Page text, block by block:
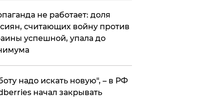
не работает: доля
считающих войну против
успешной, упала до
надо искать новую", – в РФ
начал закрывать